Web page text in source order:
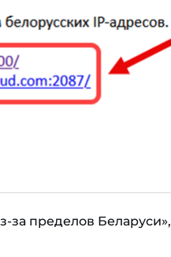
за пределов Беларуси»,